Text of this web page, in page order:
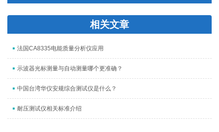
相关文章
法国CA8335电能质量分析仪应用
示波器光标测量与自动测量哪个更准确？
中国台湾华仪安规综合测试仪是什么？
耐压测试仪相关标准介绍